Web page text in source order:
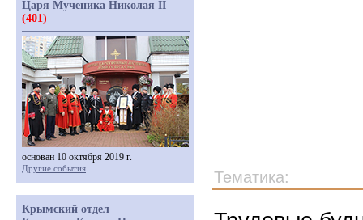
Тематика:
Царя Мученика Николая II
(401)
основан 10 октября 2019 г.
Другие события
Крымский отдел